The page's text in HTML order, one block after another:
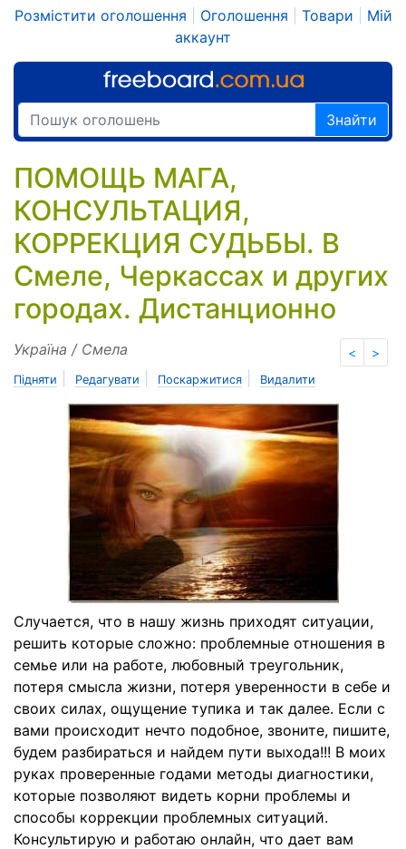
Розмістити оголошення Оголошення Товари
Мій
аккаунт
Знайти
ПОМОЩЬ МАГА,
КОНСУЛЬТАЦИЯ,
КОРРЕКЦИЯ СУДЬБЫ. В
Смеле, Черкассах и других
городах. Дистанционно
< >
Україна / Смела
Підняти Редагувати Поскаржитися Видалити
Случается, что в нашу жизнь приходят ситуации,
решить которые сложно: проблемные отношения в
семье или на работе, любовный треугольник,
потеря смысла жизни, потеря уверенности в себе и
своих силах, ощущение тупика и так далее. Если с
вами происходит нечто подобное, звоните, пишите,
будем разбираться и найдем пути выхода!!! В моих
руках проверенные годами методы диагностики,
которые позволяют видеть корни проблемы и
способы коррекции проблемных ситуаций.
Консультирую и работаю онлайн, что дает вам